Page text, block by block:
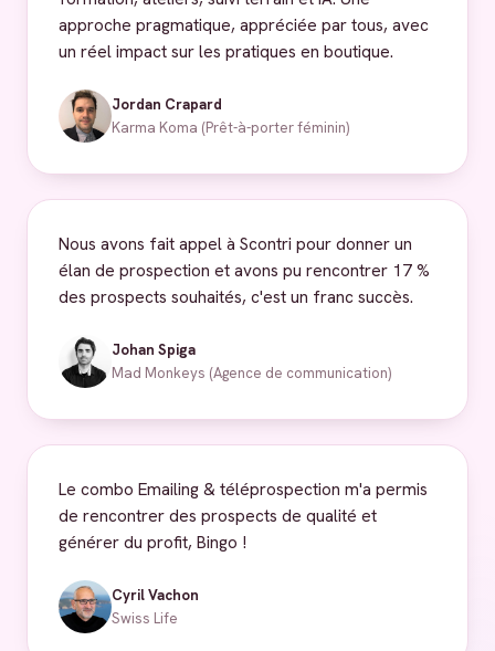
approche pragmatique, appréciée par tous, avec
un réel impact sur les pratiques en boutique.
Jordan Crapard
Karma Koma (Prêt-à-porter féminin)
Nous avons fait appel à Scontri pour donner un
élan de prospection et avons pu rencontrer 17 %
des prospects souhaités, c'est un franc succès.
Johan Spiga
Mad Monkeys (Agence de communication)
Le combo Emailing & téléprospection m'a permis
de rencontrer des prospects de qualité et
générer du profit, Bingo !
Cyril Vachon
Swiss Life